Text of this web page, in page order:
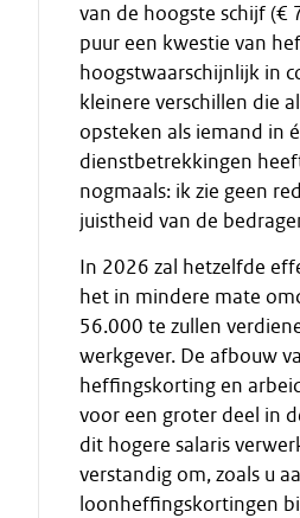
van de hoogste schijf (€
puur een kwestie van
hoogstwaarschijnlijk in
kleinere verschillen die
opsteken als iemand in
dienstbetrekkingen
nogmaals: ik zie geen
juistheid van de
In 2026 zal hetzelfde
het in mindere mate
56.000 te zullen
werkgever. De afbouw
heffingskorting en
voor een groter deel in
dit hogere salaris
verstandig om, zoals u
loonheffingskortingen